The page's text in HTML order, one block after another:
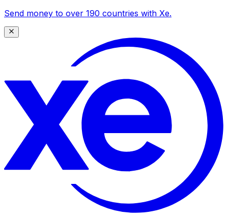
Send money to over 190 countries with Xe.